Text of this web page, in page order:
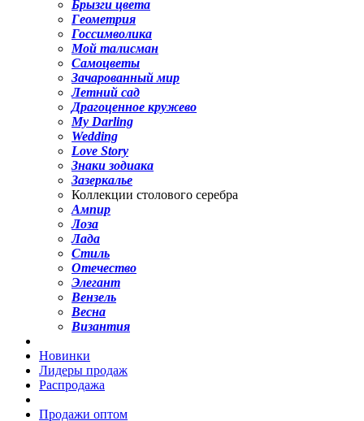
Брызги цвета
Геометрия
Госсимволика
Мой талисман
Самоцветы
Зачарованный мир
Летний сад
Драгоценное кружево
My Darling
Wedding
Love Story
Знаки зодиака
Зазеркалье
Коллекции столового серебра
Ампир
Лоза
Лада
Стиль
Отечество
Элегант
Вензель
Весна
Византия
Новинки
Лидеры продаж
Распродажа
Продажи оптом